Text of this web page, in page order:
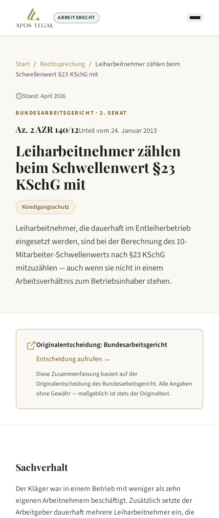
ARBEITSRECHT
Start / Rechtsprechung / Leiharbeitnehmer zählen beim
Schwellenwert §23 KSchG mit
Stand:April2026
BUNDESARBEITSGERICHT ·2. SENAT
Az. 2 AZR 140/12Urteil vom 24. Januar 2013
Leiharbeitnehmer zählen
beim Schwellenwert §23
KSchG mit
Kündigungsschutz
Leiharbeitnehmer, die dauerhaft im Entleiherbetrieb
eingesetzt werden, sind bei der Berechnung des 10-
Mitarbeiter-Schwellenwerts nach §23 KSchG
mitzuzählen — auch wenn sie nicht in einem
Arbeitsverhältnis zum Betriebsinhaber stehen.
Originalentscheidung: Bundesarbeitsgericht
Entscheidung aufrufen →
Diese Zusammenfassung basiert auf der
Originalentscheidung des Bundesarbeitsgericht. Alle Angaben
ohne Gewähr — maßgeblich ist stets der Originaltext.
Sachverhalt
Der Kläger war in einem Betrieb mit weniger als zehn
eigenen Arbeitnehmern beschäftigt. Zusätzlich setzte der
Arbeitgeber dauerhaft mehrere Leiharbeitnehmer ein, die